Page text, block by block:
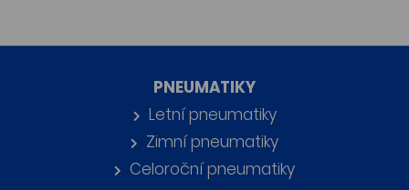
PNEUMATIKY
Letní pneumatiky
Zimní pneumatiky
Celoroční pneumatiky